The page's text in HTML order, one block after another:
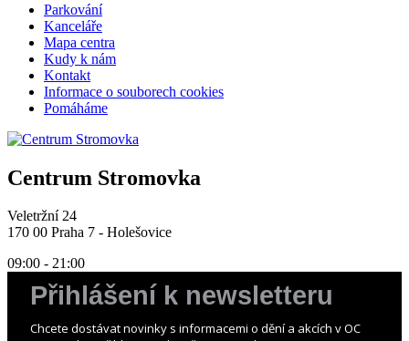
Parkování
Kanceláře
Mapa centra
Kudy k nám
Kontakt
Informace o souborech cookies
Pomáháme
Centrum Stromovka
Veletržní 24
170 00 Praha 7 - Holešovice
09:00 - 21:00
Přihlášení k newsletteru
Chcete dostávat novinky s informacemi o dění a akcích v OC